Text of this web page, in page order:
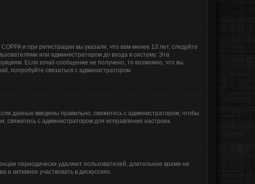
и при регистрации вы указали, что вам менее 13 лет, следуйте
или администратором до входа в систему. Эта
Если email-сообщение не получено, то возможно, что вы
попробуйте связаться с администратором.
данные введены правильно, свяжитесь с администратором, чтобы
свяжитесь с администратором для исправления настроек.
периодически удаляют пользователей, длительное время не
активнее участвовать в дискуссиях.